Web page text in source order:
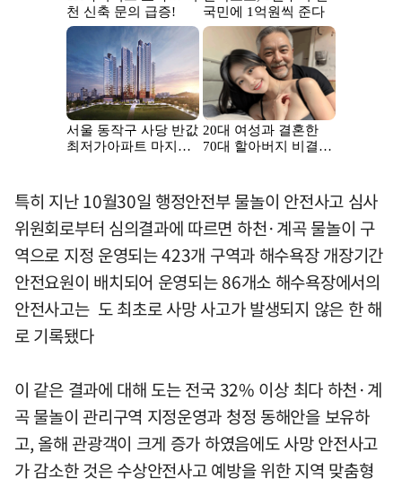
특히 지난 10월30일 행정안전부 물놀이 안전사고 심사
위원회로부터 심의결과에 따르면 하천·계곡 물놀이 구
역으로 지정 운영되는 423개 구역과 해수욕장 개장기간
안전요원이 배치되어 운영되는 86개소 해수욕장에서의
안전사고는 도 최초로 사망 사고가 발생되지 않은 한 해
로 기록됐다
이 같은 결과에 대해 도는 전국 32% 이상 최다 하천·계
곡 물놀이 관리구역 지정운영과 청정 동해안을 보유하
고, 올해 관광객이 크게 증가 하였음에도 사망 안전사고
가 감소한 것은 수상안전사고 예방을 위한 지역 맞춤형